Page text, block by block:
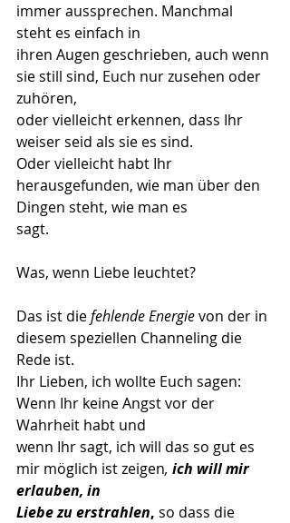
immer aussprechen. Manchmal
steht es einfach in
ihren Augen geschrieben, auch wenn
sie still sind, Euch nur zusehen oder
zuhören,
oder vielleicht erkennen, dass Ihr
weiser seid als sie es sind.
Oder vielleicht habt Ihr
herausgefunden, wie man über den
Dingen steht, wie man es
sagt.
Was, wenn Liebe leuchtet?
Das ist die fehlende Energie von der in
diesem speziellen Channeling die
Rede ist.
Ihr Lieben, ich wollte Euch sagen:
Wenn Ihr keine Angst vor der
Wahrheit habt und
wenn Ihr sagt, ich will das so gut es
mir möglich ist zeigen, ich will mir
erlauben, in
Liebe zu erstrahlen, so dass die